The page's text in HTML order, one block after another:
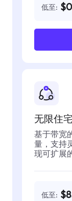
低至:
无限住
基于带宽
量，支持
现可扩展
低至: